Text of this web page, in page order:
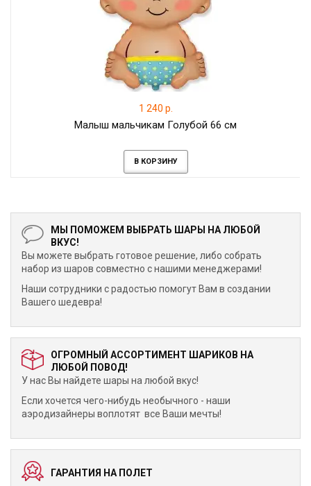
1 240 р.
Малыш мальчикам Голубой 66 см
В КОРЗИНУ
МЫ ПОМОЖЕМ ВЫБРАТЬ ШАРЫ НА ЛЮБОЙ
ВКУС!
Вы можете выбрать готовое решение, либо собрать
набор из шаров совместно с нашими менеджерами!
Наши сотрудники с радостью помогут Вам в создании
Вашего шедевра!
ОГРОМНЫЙ АССОРТИМЕНТ ШАРИКОВ НА
ЛЮБОЙ ПОВОД!
У нас Вы найдете шары на любой вкус!
Если хочется чего-нибудь необычного - наши
аэродизайнеры воплотят все Ваши мечты!
ГАРАНТИЯ НА ПОЛЕТ